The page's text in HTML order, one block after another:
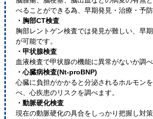
べることができる為、早期発見・治療・予防
・胸部CT検査
胸部レントゲン検査では発見が難しい、早
が可能です。
・甲状腺検査
血液検査で甲状腺の機能に異常がないか調べ
・心臓病検査(Nt-proBNP)
心臓に負担がかかると分泌されるホルモン
べ、心疾患のリスクを調べます。
・動脈硬化検査
現在の動脈硬化の具合をしっかり把握し対策